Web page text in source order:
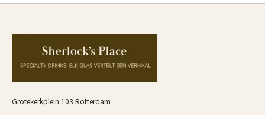
Grotekerkplein 103 Rotterdam